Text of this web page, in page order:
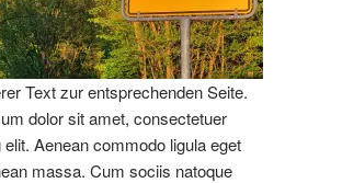
Text zur entsprechenden Seite.
dolor sit amet, consectetuer
Aenean commodo ligula eget
massa. Cum sociis natoque